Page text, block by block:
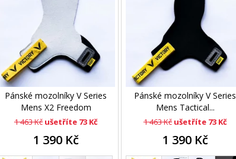
Pánské mozolníky V Series
Mens X2 Freedom
1 463 Kč ušetříte 73 Kč
1 390 Kč
Pánské mozolníky V Series
Mens Tactical...
1 463 Kč ušetříte 73 Kč
1 390 Kč